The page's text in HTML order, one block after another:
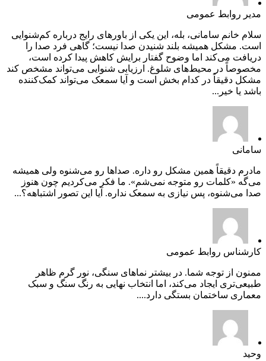
مدیر روابط عمومی
سلام خانم سامانی، بله، این یکی از باورهای رایج درباره کم‌شنوایی
است. مشکل همیشه بلند شنیدن صدا نیست؛ گاهی فرد صدا را
دریافت می‌کند اما وضوح گفتار برایش کاهش پیدا کرده است،
مخصوصاً در محیط‌های شلوغ. ارزیابی شنوایی می‌تواند مشخص کند
مشکل دقیقاً در کدام بخش است و آیا سمعک می‌تواند کمک‌کننده
باشد یا خیر...
سامانی
مادرم دقیقاً همین مشکل رو داره. صداها رو می‌شنوه ولی همیشه
می‌گه «کلمات رو متوجه نمی‌شم». ما فکر می‌کردیم چون هنوز
صدا می‌شنوه، پس نیازی به سمعک نداره. آیا این تصور اشتباهه؟...
کارشناس روابط عمومی
ممنون از توجه شما. در بیشتر نماهای سنگی، نور گرم ظاهر
طبیعی‌تری ایجاد می‌کند، اما انتخاب نهایی به رنگ سنگ و سبک
معماری ساختمان بستگی دارد....
وحید